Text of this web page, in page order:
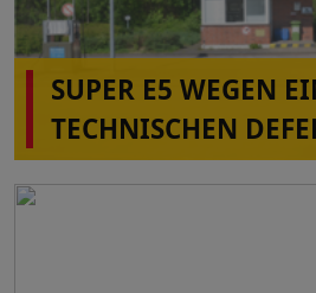
SUPER E5 WEGEN
TECHNISCHEN
NICHT VERFÜGBAR